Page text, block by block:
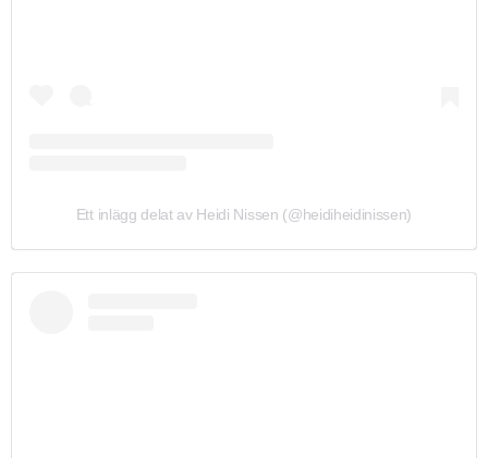
Ett inlägg delat av Heidi Nissen (@heidiheidinissen)